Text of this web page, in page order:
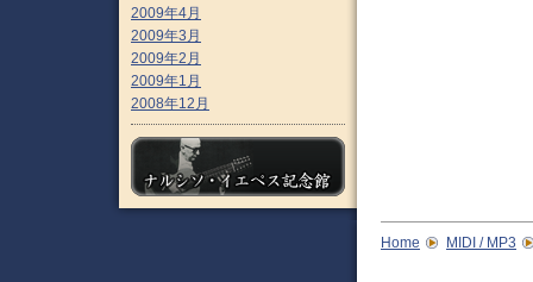
2009年4月
2009年3月
2009年2月
2009年1月
2008年12月
Home MIDI / MP3